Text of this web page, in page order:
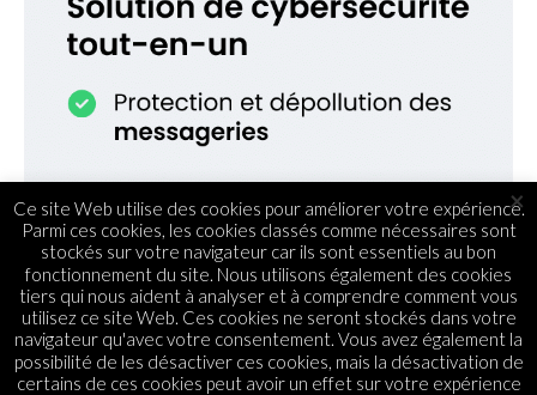
Ce site Web utilise des cookies pour améliorer votre expérience.
Parmi ces cookies, les cookies classés comme nécessaires sont
stockés sur votre navigateur car ils sont essentiels au bon
fonctionnement du site. Nous utilisons également des cookies
tiers qui nous aident à analyser et à comprendre comment vous
utilisez ce site Web. Ces cookies ne seront stockés dans votre
navigateur qu'avec votre consentement. Vous avez également la
possibilité de les désactiver ces cookies, mais la désactivation de
certains de ces cookies peut avoir un effet sur votre expérience
×